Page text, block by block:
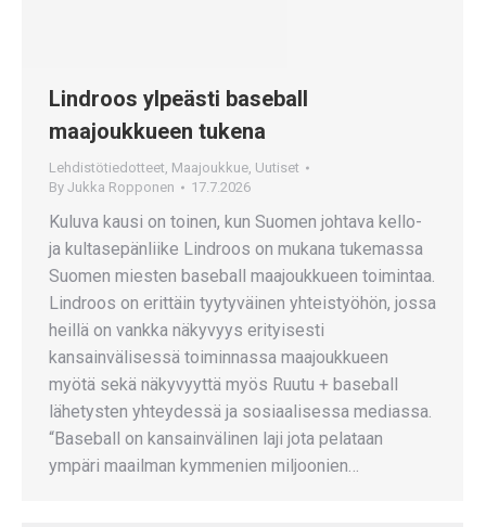
Lindroos ylpeästi baseball
maajoukkueen tukena
Lehdistötiedotteet Maajoukkue Uutiset
By Jukka Ropponen 17.7.2026
Kuluva kausi on toinen, kun Suomen johtava kello-
ja kultasepänliike Lindroos on mukana tukemassa
Suomen miesten baseball maajoukkueen toimintaa.
Lindroos on erittäin tyytyväinen yhteistyöhön, jossa
heillä on vankka näkyvyys erityisesti
kansainvälisessä toiminnassa maajoukkueen
myötä sekä näkyvyyttä myös Ruutu + baseball
lähetysten yhteydessä ja sosiaalisessa mediassa.
“Baseball on kansainvälinen laji jota pelataan
ympäri maailman kymmenien miljoonien…